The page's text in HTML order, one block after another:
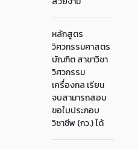
หลักสูตร
วิศวกรรมศาสตร
บัณฑิต สาขาวิชา
วิศวกรรม
เครื่องกล เรียน
จบสามารถสอบ
ขอใบประกอบ
วิชาชีพ (กว.) ได้